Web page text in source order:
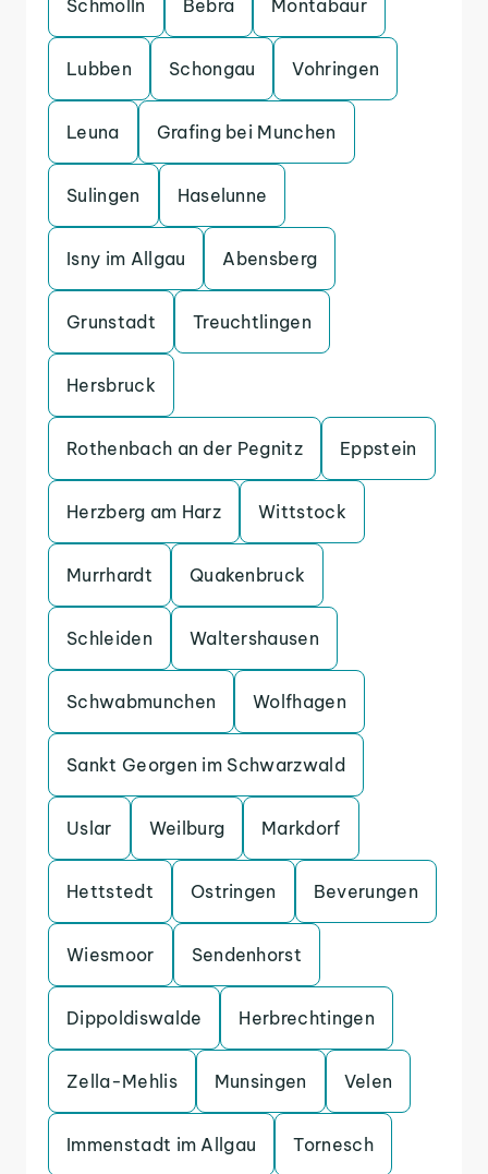
Schmolln Bebra Montabaur
Lubben Schongau Vohringen
Leuna Grafing bei Munchen
Sulingen Haselunne
Isny im Allgau Abensberg
Grunstadt Treuchtlingen
Hersbruck
Rothenbach an der Pegnitz Eppstein
Herzberg am Harz Wittstock
Murrhardt Quakenbruck
Schleiden Waltershausen
Schwabmunchen Wolfhagen
Sankt Georgen im Schwarzwald
Uslar Weilburg Markdorf
Hettstedt Ostringen Beverungen
Wiesmoor Sendenhorst
Dippoldiswalde Herbrechtingen
Zella-Mehlis Munsingen Velen
Immenstadt im Allgau Tornesch